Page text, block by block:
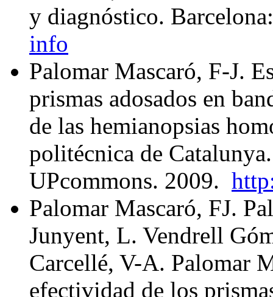
y diagnóstico.
info
Palomar Mascaró, F-J.
prismas adosados en
de las hemianopsias
politécnica de
UPcommons. 2009.
Palomar Mascaró, FJ.
Junyent, L. Vendrell
Carcellé, V-A. Palomar
efectividad de los